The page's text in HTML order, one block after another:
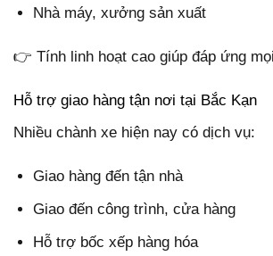
Nhà máy, xưởng sản xuất
👉 Tính linh hoạt cao giúp đáp ứng
Hỗ trợ giao hàng tận nơi tại Bắc Kạn
Nhiều chành xe hiện nay có dịch vụ:
Giao hàng đến tận nhà
Giao đến công trình, cửa hàng
Hỗ trợ bốc xếp hàng hóa